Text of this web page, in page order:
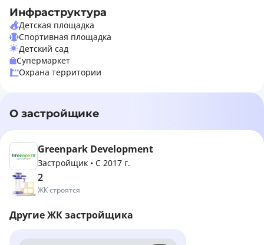
Инфраструктура
Детская площадка
Спортивная площадка
Детский сад
Супермаркет
Охрана территории
О застройщике
Greenpark Development
Застройщик • С 2017 г.
2
ЖК строятся
Другие ЖК застройщика